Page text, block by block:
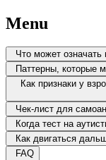
Menu
Что может означать
Паттерны, которые
Как признаки у
Чек-лист для
Когда тест на
Как двигаться
FAQ